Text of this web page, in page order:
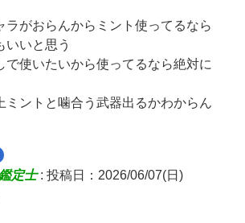
ラがおらんからミント使ってるなら
いいと思う
で使いたいから使ってるなら絶対に
ミントと噛合う武器出るかわからん
定士: 投稿日：2026/06/07(日)